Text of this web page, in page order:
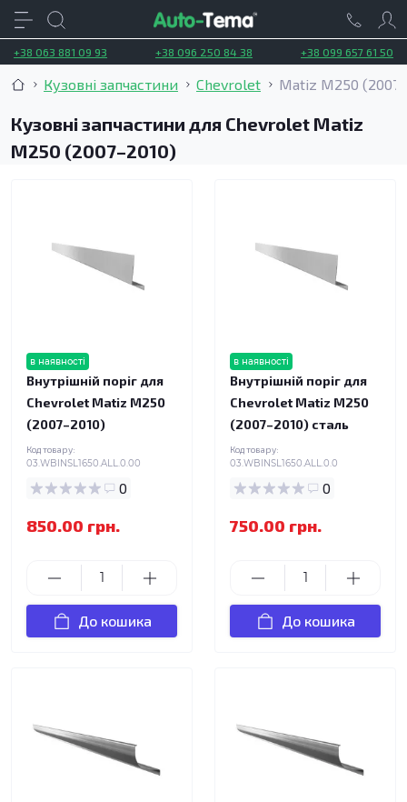
+38 063 881 09 93 +38 096 250 84 38 +38 099 657 61 50
Кузовні запчастини Chevrolet Matiz M250
Кузовні запчастини для Chevrolet Matiz
M250 (2007–2010)
в наявності
Внутрішній поріг для
Chevrolet Matiz M250
(2007–2010)
Код товару:
03.WBINSL1650.ALL.0.00
0
850.00 грн.
До кошика
в наявності
Внутрішній поріг для
Chevrolet Matiz M250
(2007–2010) сталь
Код товару:
03.WBINSL1650.ALL.0.0
0
750.00 грн.
До кошика